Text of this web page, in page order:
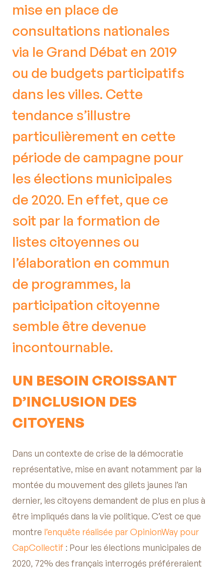
mise en place de
consultations nationales
via le Grand Débat en 2019
ou de budgets participatifs
dans les villes. Cette
tendance s’illustre
particulièrement en cette
période de campagne pour
les élections municipales
de 2020. En effet, que ce
soit par la formation de
listes citoyennes ou
l’élaboration en commun
de programmes, la
participation citoyenne
semble être devenue
incontournable.
UN BESOIN CROISSANT
D’INCLUSION DES
CITOYENS
Dans un contexte de crise de la démocratie
représentative, mise en avant notamment par la
montée du mouvement des gilets jaunes l’an
dernier, les citoyens demandent de plus en plus à
être impliqués dans la vie politique. C’est ce que
montre l’enquête réalisée par OpinionWay pour
CapCollectif : Pour les élections municipales de
2020, 72% des français interrogés préféreraient
Tous nos services sont
personnalisés à vos besoins
Nous contacter